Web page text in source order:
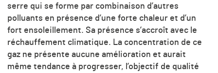
serre qui se forme par combinaison d’autres
polluants en présence d’une forte chaleur et d’un
fort ensoleillement. Sa présence s’accroît avec le
réchauffement climatique. La concentration de ce
gaz ne présente aucune amélioration et aurait
même tendance à progresser, l’objectif de qualité